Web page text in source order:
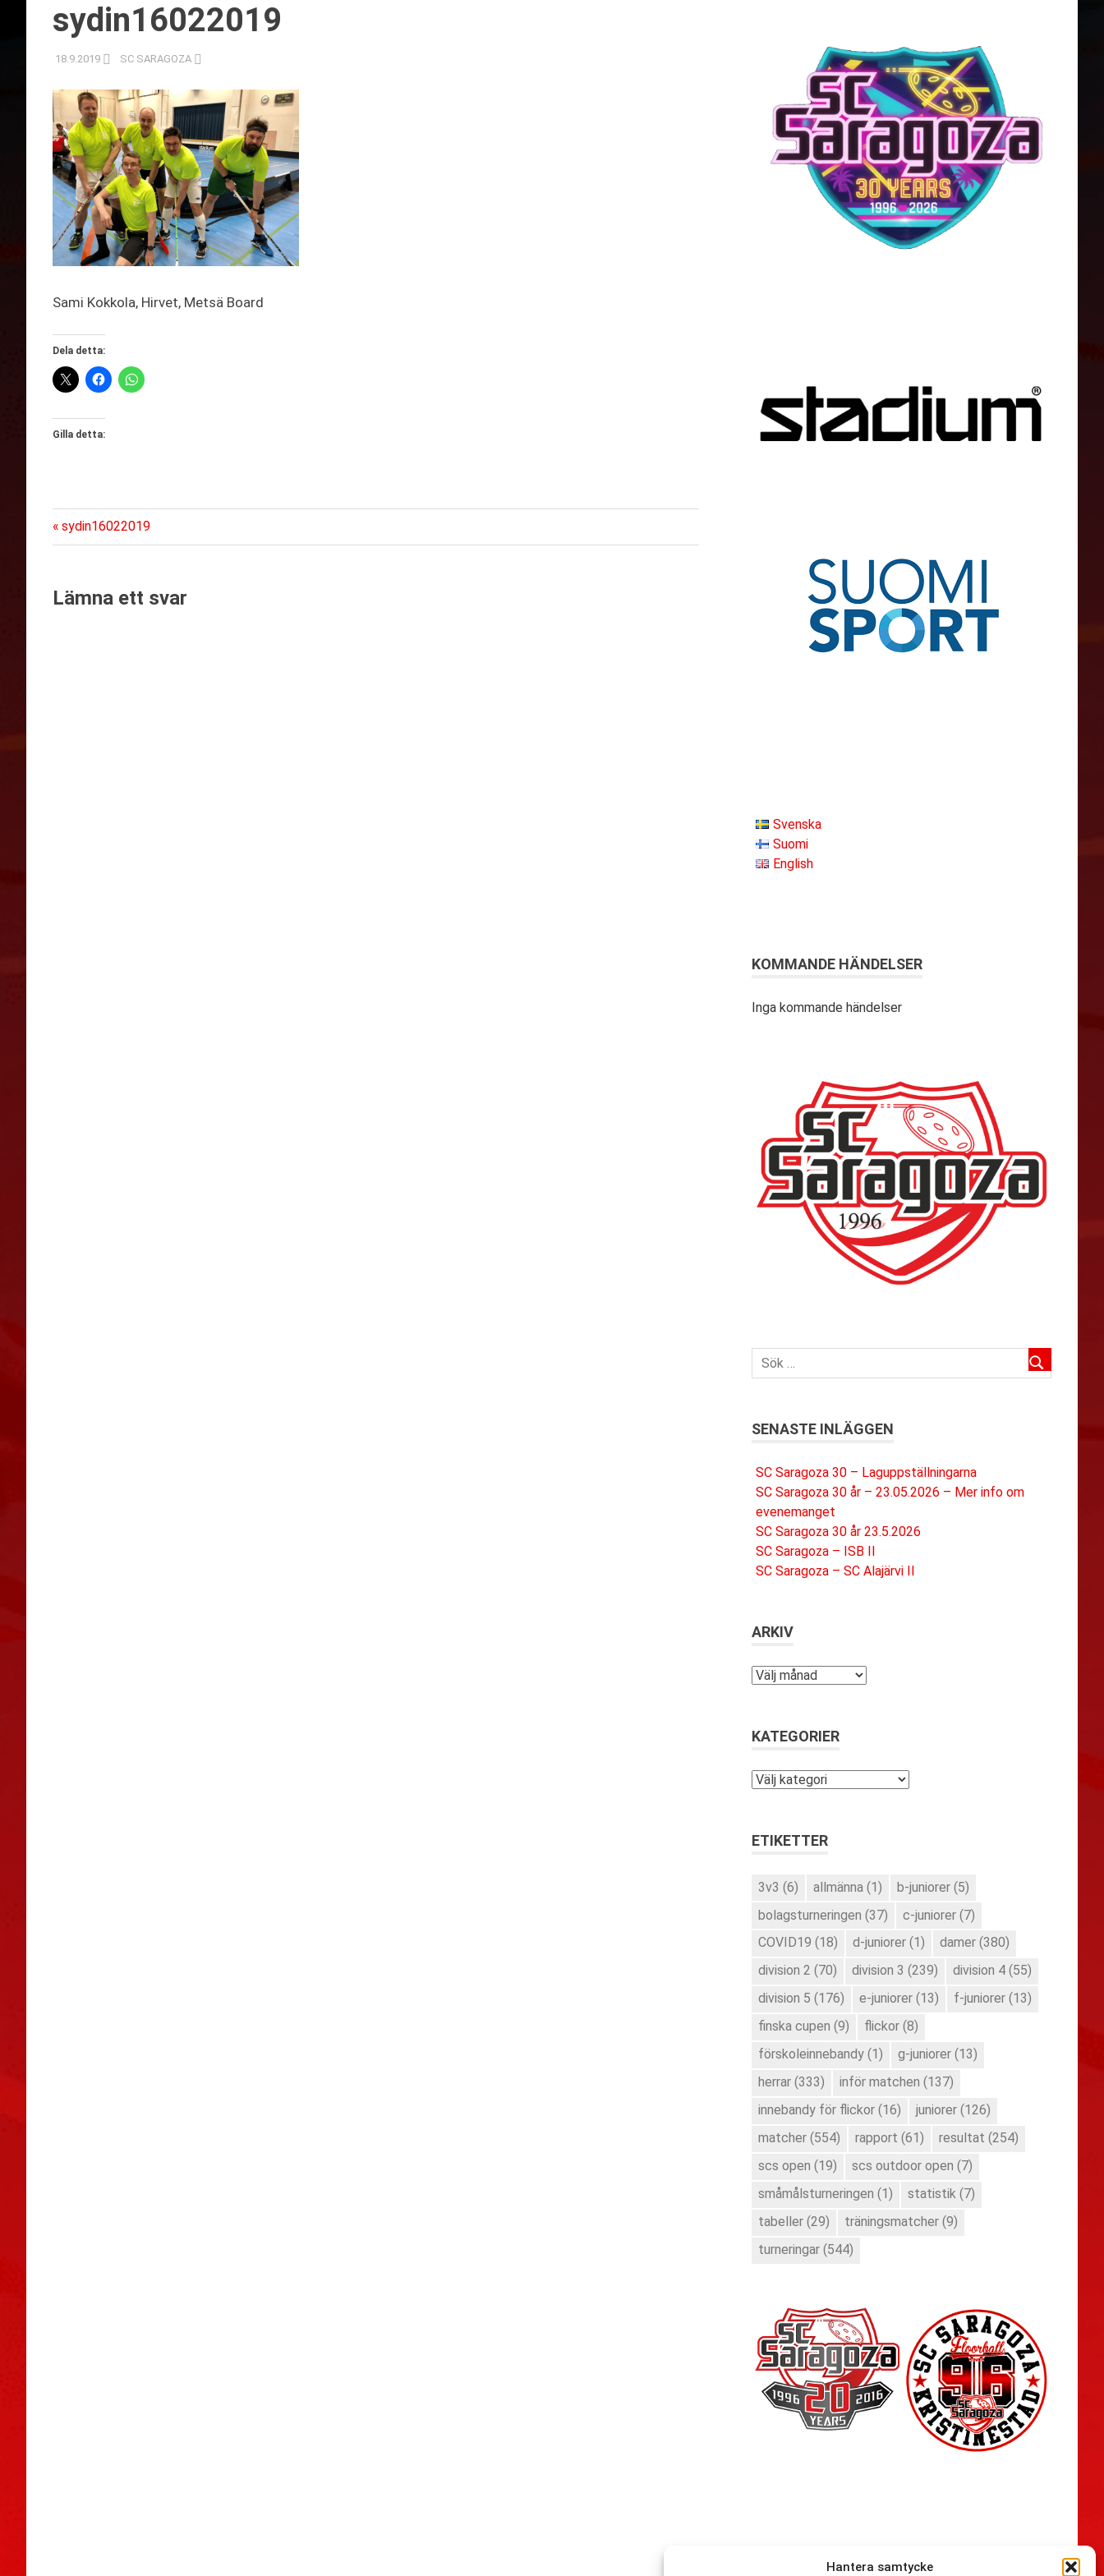
Hantera samtycke
sydin16022019
18.9.2019 SC SARAGOZA
Sami Kokkola, Hirvet, Metsä Board
Dela detta:
Gilla detta:
Inläggsnavigering
Föregående
inlägg:
sydin16022019
Lämna ett svar
Svenska
Suomi
English
KOMMANDE HÄNDELSER
Inga kommande händelser
SENASTE INLÄGGEN
SC Saragoza 30 – Laguppställningarna
SC Saragoza 30 år – 23.05.2026 – Mer info om
evenemanget
SC Saragoza 30 år 23.5.2026
SC Saragoza – ISB II
SC Saragoza – SC Alajärvi II
ARKIV
Arkiv
KATEGORIER
Kategorier
ETIKETTER
3v3 (6) allmänna (1) b-juniorer (5)
bolagsturneringen (37) c-juniorer (7)
COVID19 (18) d-juniorer (1) damer (380)
division 2 (70) division 3 (239) division 4 (55)
division 5 (176) e-juniorer (13) f-juniorer (13)
finska cupen (9) flickor (8)
förskoleinnebandy (1) g-juniorer (13)
herrar (333) inför matchen (137)
innebandy för flickor (16) juniorer (126)
matcher (554) rapport (61) resultat (254)
scs open (19) scs outdoor open (7)
småmålsturneringen (1) statistik (7)
tabeller (29) träningsmatcher (9)
turneringar (544)